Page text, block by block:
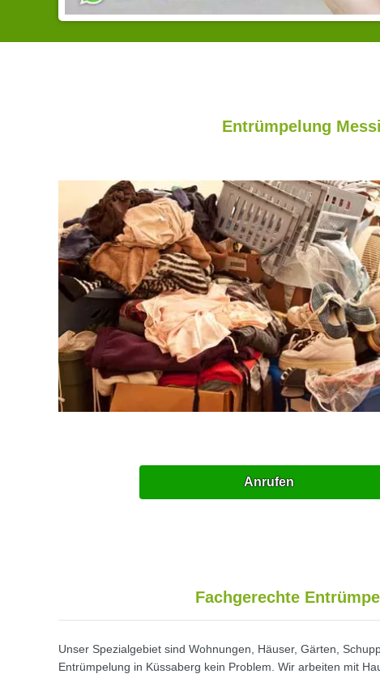
Entrümpelung
Anrufen
Fachgerechte
Unser Spezialgebiet sind Wohnungen, Häuser, Gärten,
Entrümpelung in Küssaberg kein Problem. Wir arbeiten mit